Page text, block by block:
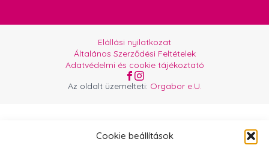
Cookie beállítások
Az oldalt üzemelteti: Orgabor e.U.
Elállási nyilatkozat
Általános Szerződési Feltételek
Adatvédelmi és cookie tájékoztató